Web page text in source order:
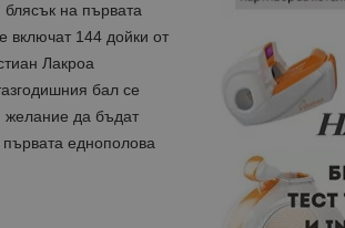
на първата
включат 144 дойки от
Лакроа
бал се
желание да бъдат
еднополова